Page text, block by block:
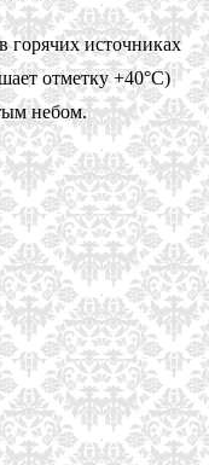
горячих источниках
отметку +40°С)
небом.